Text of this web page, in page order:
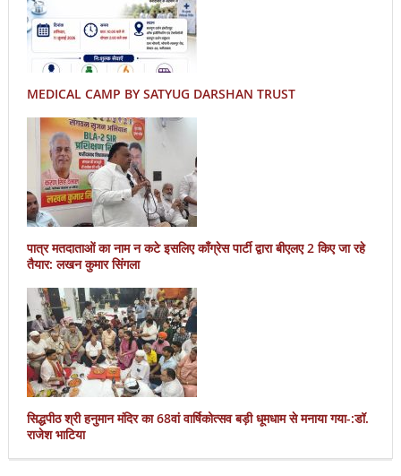
MEDICAL CAMP BY SATYUG DARSHAN TRUST
पात्र मतदाताओं का नाम न कटे इसलिए काँग्रेस पार्टी द्वारा बीएलए 2 किए जा रहे
तैयार: लखन कुमार सिंगला
सिद्धपीठ श्री हनुमान मंदिर का 68वां वार्षिकोत्सव बड़ी धूमधाम से मनाया गया-:डॉ.
राजेश भाटिया